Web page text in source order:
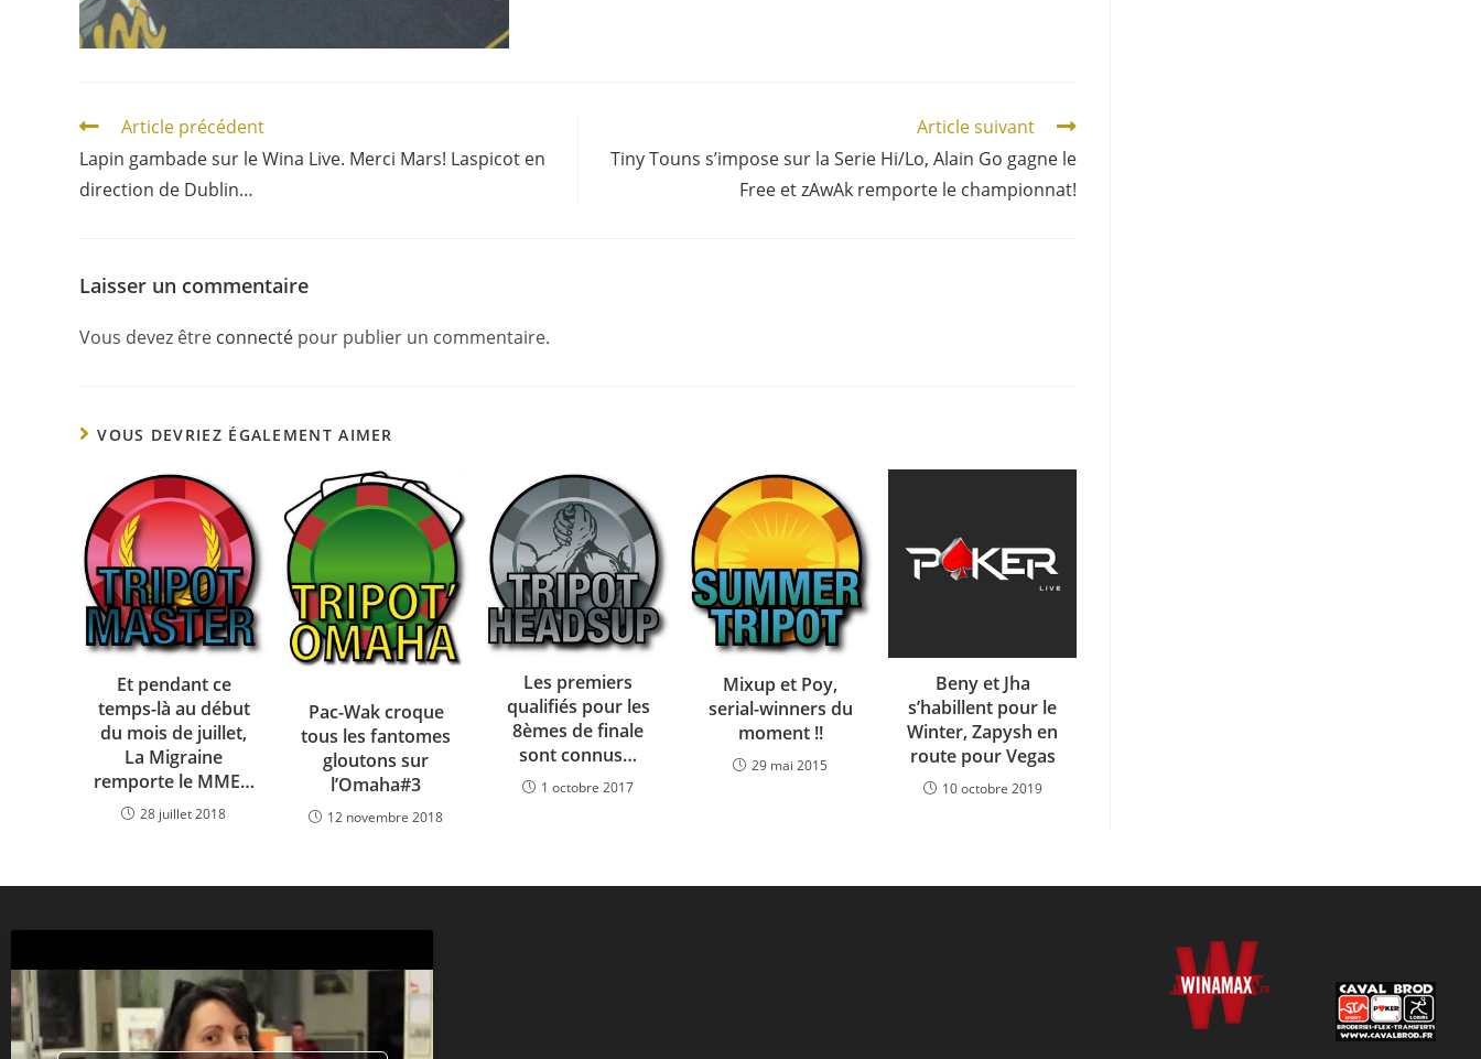
Article précédent
Lapin gambade sur le Wina Live. Merci Mars! Laspicot en
direction de Dublin…
Article suivant
Tiny Touns s’impose sur la Serie Hi/Lo, Alain Go gagne le
Free et zAwAk remporte le championnat!
Laisser un commentaire
Vous devez être connecté pour publier un commentaire.
VOUS DEVRIEZ ÉGALEMENT AIMER
Et pendant ce
temps-là au début
du mois de juillet,
La Migraine
remporte le MME…
28 juillet 2018
Pac-Wak croque
tous les fantomes
gloutons sur
l’Omaha#3
12 novembre 2018
Les premiers
qualifiés pour les
8èmes de finale
sont connus…
1 octobre 2017
Mixup et Poy,
serial-winners du
moment !!
29 mai 2015
Beny et Jha
s’habillent pour le
Winter, Zapysh en
route pour Vegas
10 octobre 2019